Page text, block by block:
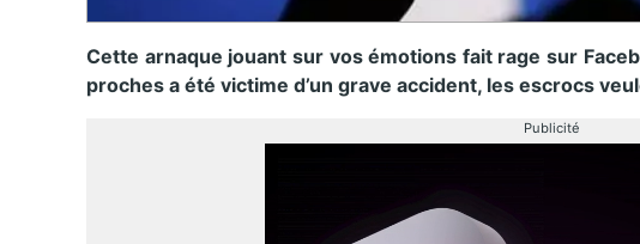
Cette arnaque jouant sur vos émotions fait rage sur
proches a été victime d’un grave accident, les escrocs
Publicité